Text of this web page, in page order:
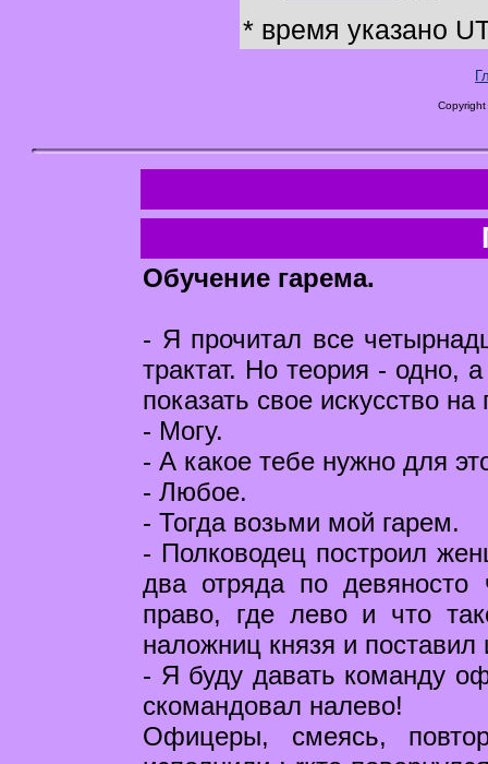
* время указано
Обучение гарема.
- Я прочитал все
трактат. Но теория - одно,
показать свое искусство на
- Могу.
- А какое тебе нужно для
- Любое.
- Тогда возьми мой гарем.
- Полководец построил
два отряда по
право, где лево и что
наложниц князя и
- Я буду давать команду
скомандовал налево!
Офицеры, смеясь,